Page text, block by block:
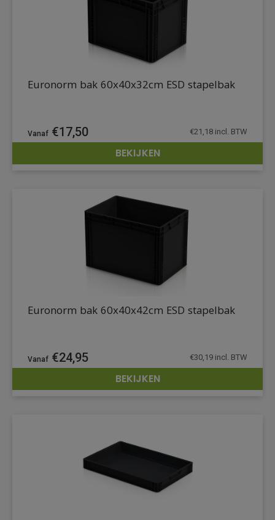
DETAILS
Euronorm bak 60x40x32cm ESD stapelbak
€17,50 €21,18 incl. BTW
BEKIJKEN
DETAILS
Euronorm bak 60x40x42cm ESD stapelbak
€24,95 €30,19 incl. BTW
BEKIJKEN